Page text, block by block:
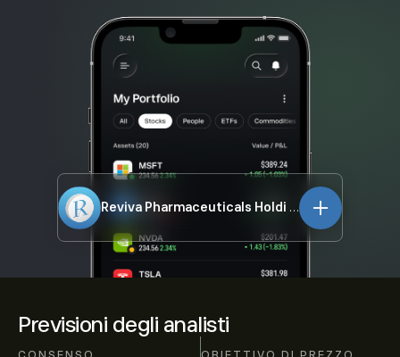
Previsioni degli analisti
Reviva Pharmaceuticals Holdi RVPH